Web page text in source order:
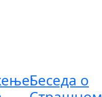
Беседа о